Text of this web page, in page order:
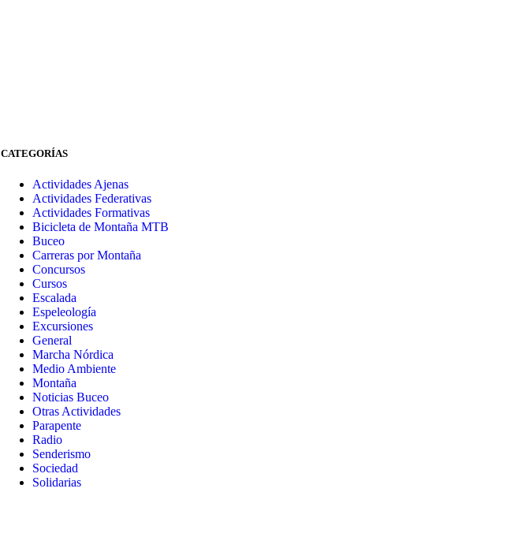
CATEGORÍAS
Actividades Ajenas
Actividades Federativas
Actividades Formativas
Bicicleta de Montaña MTB
Buceo
Carreras por Montaña
Concursos
Cursos
Escalada
Espeleología
Excursiones
General
Marcha Nórdica
Medio Ambiente
Montaña
Noticias Buceo
Otras Actividades
Parapente
Radio
Senderismo
Sociedad
Solidarias